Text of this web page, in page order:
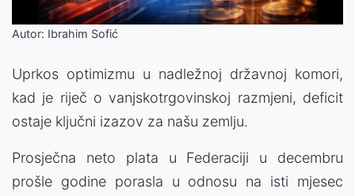
Autor: Ibrahim Sofić
Uprkos optimizmu u nadležnoj državnoj komori,
kad je riječ o vanjskotrgovinskoj razmjeni, deficit
ostaje ključni izazov za našu zemlju.
Prosječna neto plata u Federaciji u decembru
prošle godine porasla u odnosu na isti mjesec